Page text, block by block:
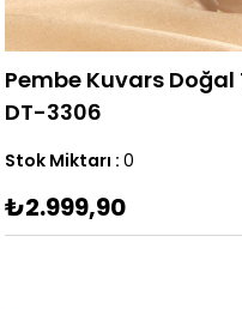
Pembe Kuvars Doğal
DT-3306
Stok Miktarı : 0
₺2.999,90